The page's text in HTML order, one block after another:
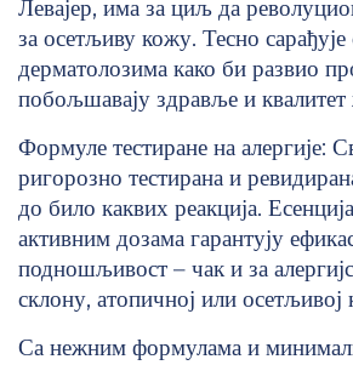
Левајер, има за циљ да
за осетљиву кожу. Тесно сарађује
дерматолозима како би развио
побољшавају здравље и квалитет
Формуле тестиране на алергије:
ригорозно тестирана и
до било каквих реакција.
активним дозама гарантују
подношљивост – чак и за
склону, атопичној или осетљивој
Са нежним формулама и